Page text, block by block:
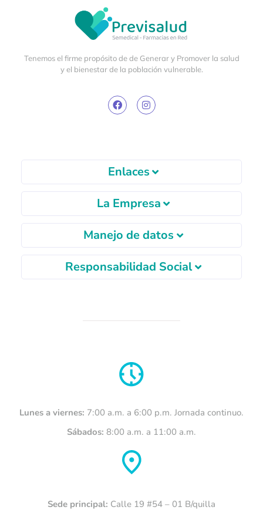
Tenemos el firme propósito de de Generar y Promover la salud
y el bienestar de la población vulnerable.
Enlaces
La Empresa
Manejo de datos
Responsabilidad Social
Lunes a viernes: 7:00 a.m. a 6:00 p.m. Jornada continuo.
Sábados: 8:00 a.m. a 11:00 a.m.
Sede principal: Calle 19 #54 – 01 B/quilla